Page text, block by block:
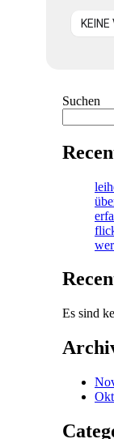
Suchen
Es sind